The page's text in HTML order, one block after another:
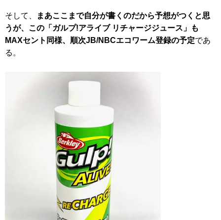
そして、
まあここまで自分が書くのだから予想がつくと思
うが、この「ガルプ!アライブ リチャージジュース」も
MAXセント同様、順次JB/NBCエコワーム登録の予定であ
る。